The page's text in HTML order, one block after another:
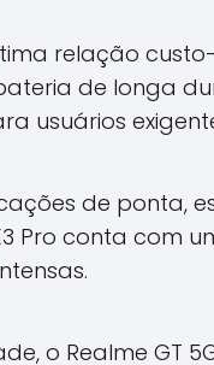
relação
de longa
usuários
de ponta,
Pro conta com
o Realme GT